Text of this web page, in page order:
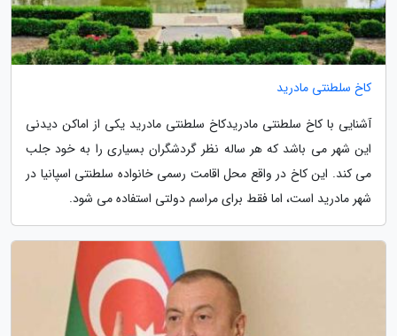
کاخ سلطنتی مادرید
آشنایی با کاخ سلطنتی مادریدکاخ سلطنتی مادرید یکی از اماکن دیدنی
این شهر می باشد که هر ساله نظر گردشگران بسیاری را به خود جلب
می کند. این کاخ در واقع محل اقامت رسمی خانواده سلطنتی اسپانیا در
شهر مادرید است، اما فقط برای مراسم دولتی استفاده می شود.